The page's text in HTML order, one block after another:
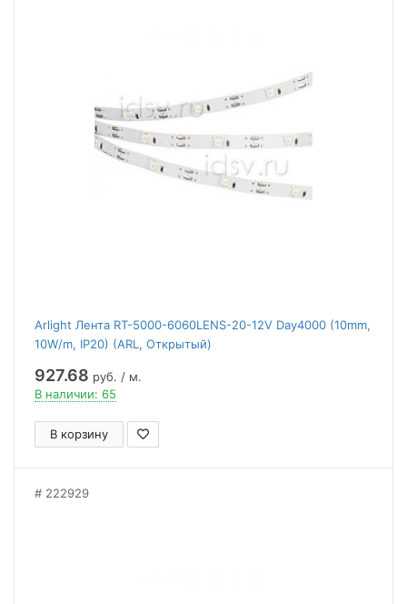
Arlight Лента RT-5000-6060LENS-20-12V Day4000 (10mm,
10W/m, IP20) (ARL, Открытый)
927.68 руб. / м.
В наличии: 65
В корзину
222929